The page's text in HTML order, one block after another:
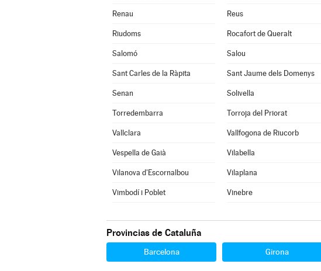
Renau Reus
Riudoms Rocafort de Queralt
Salomó Salou
Sant Carles de la Ràpita Sant Jaume dels Domenys
Senan Solivella
Torredembarra Torroja del Priorat
Vallclara Vallfogona de Riucorb
Vespella de Gaià Vilabella
Vilanova d'Escornalbou Vilaplana
Vimbodí i Poblet Vinebre
Provincias de Cataluña
Barcelona Girona